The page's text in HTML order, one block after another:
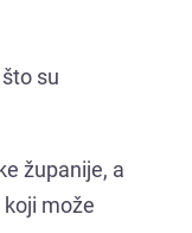
su
županije, a
može